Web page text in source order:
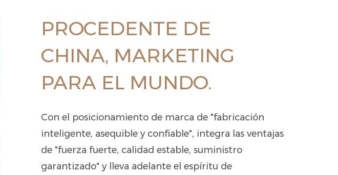
PROCEDENTE DE
CHINA, MARKETING
PARA EL MUNDO.
Con el posicionamiento de marca de "fabricación
inteligente, asequible y confiable", integra las ventajas
de "fuerza fuerte, calidad estable, suministro
garantizado" y lleva adelante el espíritu de